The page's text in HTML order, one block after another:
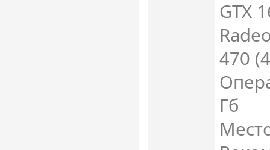
GTX
470
Гб